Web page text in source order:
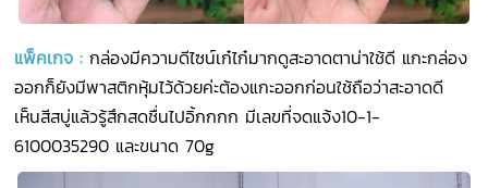
แพ็คเกจ:กล่องมีความดีไซน์เก๋ไก๋มากดูสะอาดตาน่าใช้ดี แกะกล่อง
ออกก็ยังมีพาสติกหุ้มไว้ด้วยค่ะต้องแกะออกก่อนใช้ถือว่าสะอาดดี
เห็นสีสบู่แล้วรู้สึกสดชื่นไปอิ้กกกก มีเลขที่จดแจ้ง10-1-
6100035290 และขนาด 70g